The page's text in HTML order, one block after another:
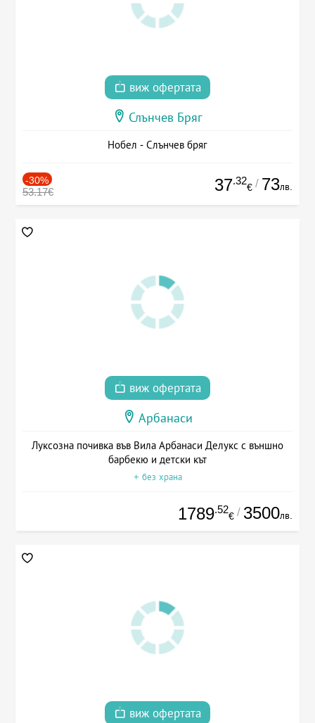
виж офертата
Слънчев Бряг
Нобел - Слънчев бряг
-30%
53.17€ 37.32
€ / 73лв.
виж офертата
Арбанаси
Луксозна почивка във Вила Арбанаси Делукс с външно
барбекю и детски кът
+ без храна
1789.52
€ / 3500лв.
виж офертата